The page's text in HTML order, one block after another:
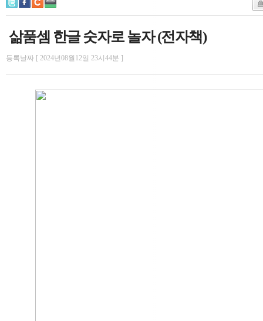
삶품셈 한글 숫자로 놀자 (전자책)
등록날짜 [ 2024년08월12일 23시44분 ]